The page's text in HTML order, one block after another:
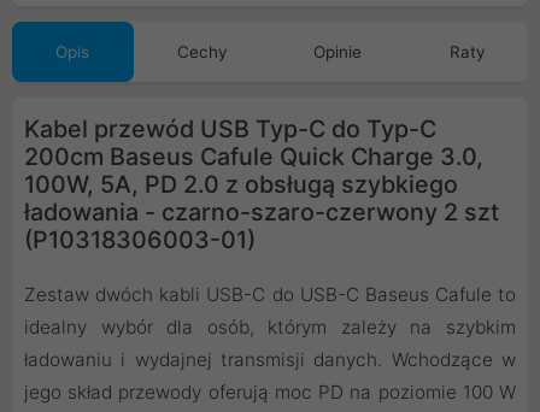
Opis Cechy Opinie Raty
Kabel przewód USB Typ-C do Typ-C
200cm Baseus Cafule Quick Charge 3.0,
100W, 5A, PD 2.0 z obsługą szybkiego
ładowania - czarno-szaro-czerwony 2 szt
(P10318306003-01)
Zestaw dwóch kabli USB-C do USB-C Baseus Cafule to
idealny wybór dla osób, którym zależy na szybkim
ładowaniu i wydajnej transmisji danych. Wchodzące w
jego skład przewody oferują moc PD na poziomie 100 W